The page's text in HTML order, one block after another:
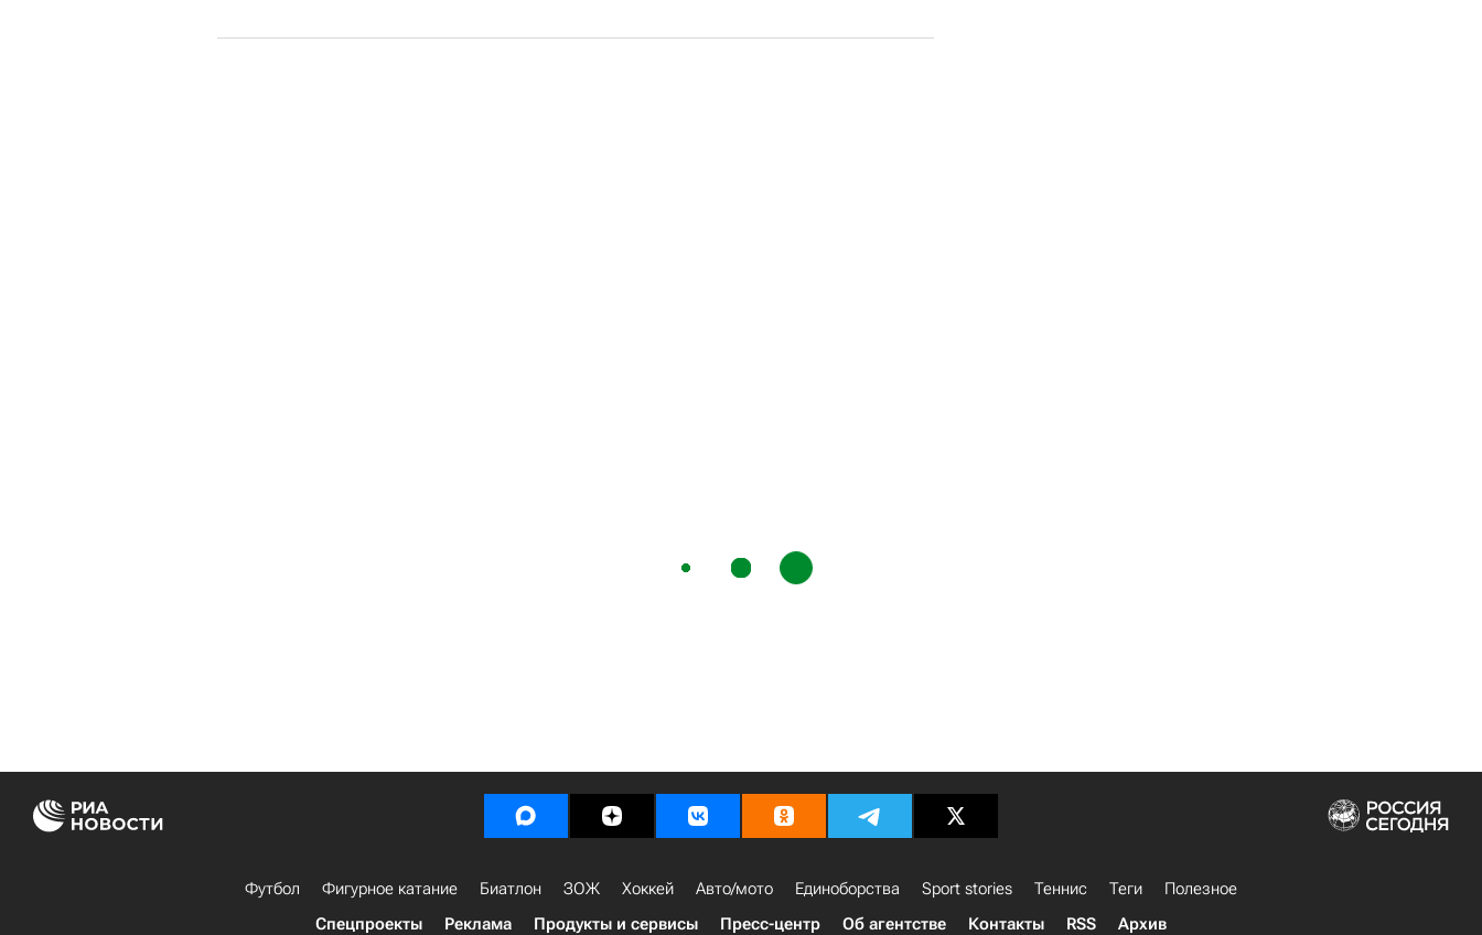
Футбол Фигурное катание Биатлон ЗОЖ Хоккей Авто/мото Единоборства Sport stories Теннис Теги
Полезное
Спецпроекты
Реклама Продукты и сервисы Пресс-центр Об агентстве Контакты RSS Архив